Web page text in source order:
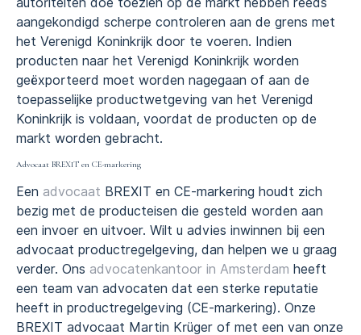
aangekondigd scherpe controleren aan de grens met
het Verenigd Koninkrijk door te voeren. Indien
producten naar het Verenigd Koninkrijk worden
geëxporteerd moet worden nagegaan of aan de
toepasselijke productwetgeving van het Verenigd
Koninkrijk is voldaan, voordat de producten op de
markt worden gebracht.
Advocaat BREXIT en CE-markering
Een advocaat BREXIT en CE-markering houdt zich
bezig met de producteisen die gesteld worden aan
een invoer en uitvoer. Wilt u advies inwinnen bij een
advocaat productregelgeving, dan helpen we u graag
verder. Ons advocatenkantoor in Amsterdam heeft
een team van advocaten dat een sterke reputatie
heeft in productregelgeving (CE-markering). Onze
BREXIT advocaat Martin Krüger of met een van onze